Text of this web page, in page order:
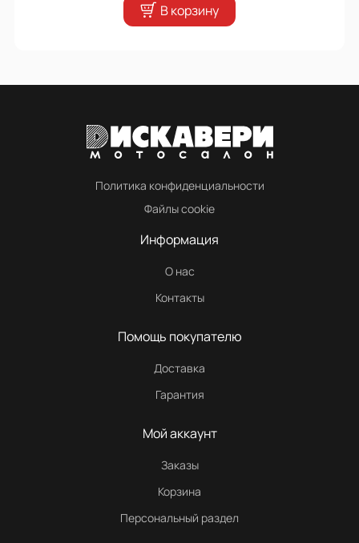
В корзину
Политика конфиденциальности
Файлы cookie
Информация
О нас
Контакты
Помощь покупателю
Доставка
Гарантия
Мой аккаунт
Заказы
Корзина
Персональный раздел